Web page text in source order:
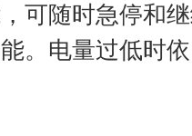
可随时急停和
。电量过低时